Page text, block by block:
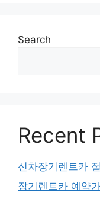
Search
Recent
신차장기렌트카
장기렌트카 예약